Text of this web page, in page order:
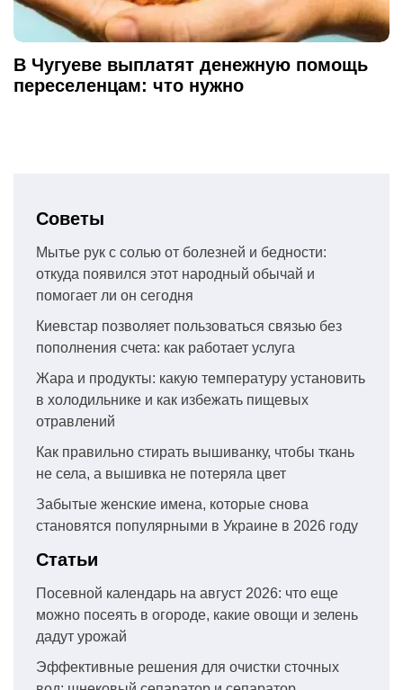
В Чугуеве выплатят денежную помощь
переселенцам: что нужно
Советы
Мытье рук с солью от болезней и бедности:
откуда появился этот народный обычай и
помогает ли он сегодня
Киевстар позволяет пользоваться связью без
пополнения счета: как работает услуга
Жара и продукты: какую температуру установить
в холодильнике и как избежать пищевых
отравлений
Как правильно стирать вышиванку, чтобы ткань
не села, а вышивка не потеряла цвет
Забытые женские имена, которые снова
становятся популярными в Украине в 2026 году
Статьи
Посевной календарь на август 2026: что еще
можно посеять в огороде, какие овощи и зелень
дадут урожай
Эффективные решения для очистки сточных